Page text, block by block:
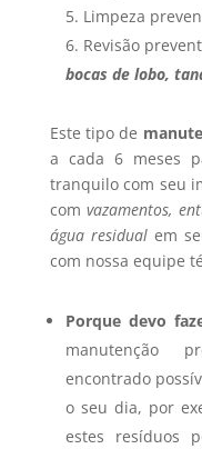
Limpeza
Revisão
bocas de lobo,
Este tipo de
a cada 6 meses
tranquilo com seu
comvazamentos,
água residualem
com nossa equipe
Porque devo
manutenção
encontrado
o seu dia, por
estes resíduos